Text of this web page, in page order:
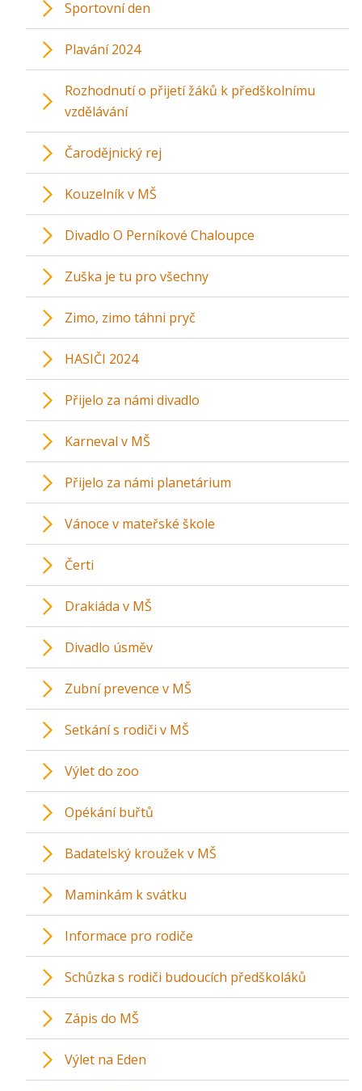
Sportovní den
Plavání 2024
Rozhodnutí o přijetí žáků k předškolnímu
vzdělávání
Čarodějnický rej
Kouzelník v MŠ
Divadlo O Perníkové Chaloupce
Zuška je tu pro všechny
Zimo, zimo táhni pryč
HASIČI 2024
Přijelo za námi divadlo
Karneval v MŠ
Přijelo za námi planetárium
Vánoce v mateřské škole
Čerti
Drakiáda v MŠ
Divadlo úsměv
Zubní prevence v MŠ
Setkání s rodiči v MŠ
Výlet do zoo
Opékání buřtů
Badatelský kroužek v MŠ
Maminkám k svátku
Informace pro rodiče
Schůzka s rodiči budoucích předškoláků
Zápis do MŠ
Výlet na Eden